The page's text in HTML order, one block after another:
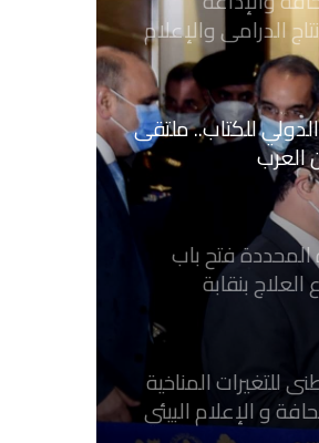
للكتاب.. ملتقى
العرب
المحددة فتح باب
بنقابة
للتغيرات المناخية
وتعلن جائزة للصحافة و الإعلام ‎البيئي